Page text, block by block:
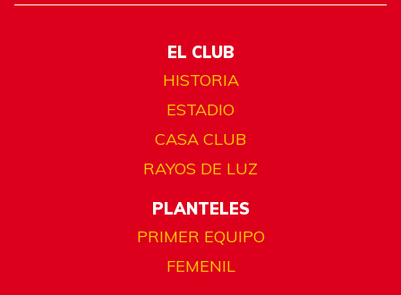
EL CLUB
HISTORIA
ESTADIO
CASA CLUB
RAYOS DE LUZ
PLANTELES
PRIMER EQUIPO
FEMENIL